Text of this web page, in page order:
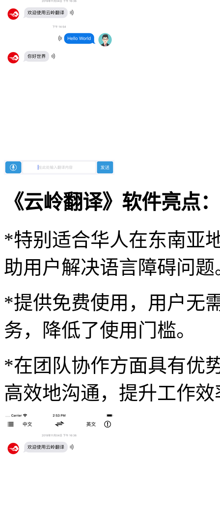
《云岭翻译》软件亮点：
*特别适合华人在东南亚
助用户解决语言障碍问题
*提供免费使用，用户无
务，降低了使用门槛。
*在团队协作方面具有优
高效地沟通，提升工作效